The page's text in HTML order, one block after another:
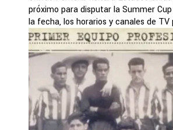
próximo para disputar la Summer
la fecha, los horarios y canales de TV